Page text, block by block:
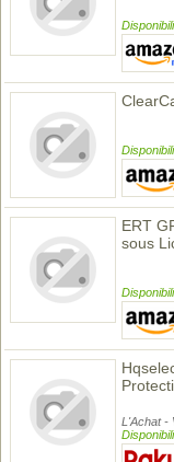
ERT
sous
L'Achat -